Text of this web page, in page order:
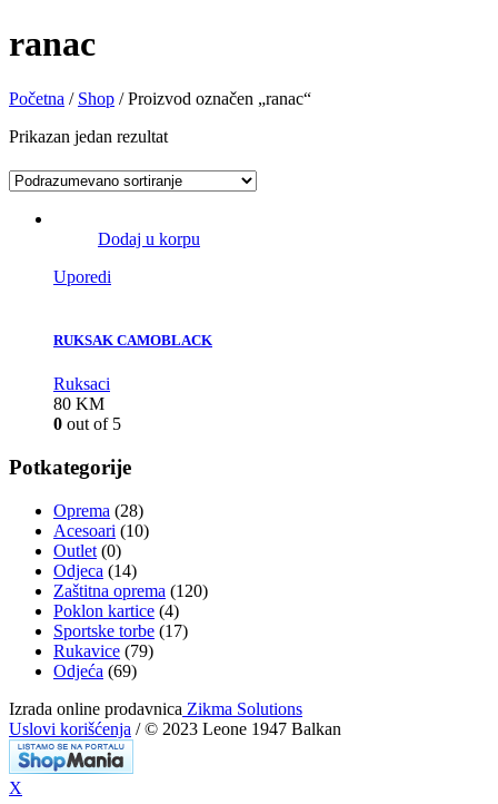
ranac
Početna / Shop / Proizvod označen „ranac“
Prikazan jedan rezultat
Dodaj u korpu
Uporedi
RUKSAK CAMOBLACK
Ruksaci
80 KM
0 out of 5
Potkategorije
Oprema (28)
Acesoari (10)
Outlet (0)
Odjeca (14)
Zaštitna oprema (120)
Poklon kartice (4)
Sportske torbe (17)
Rukavice (79)
Odjeća (69)
Izrada online prodavnica Zikma Solutions
Uslovi korišćenja / © 2023 Leone 1947 Balkan
X